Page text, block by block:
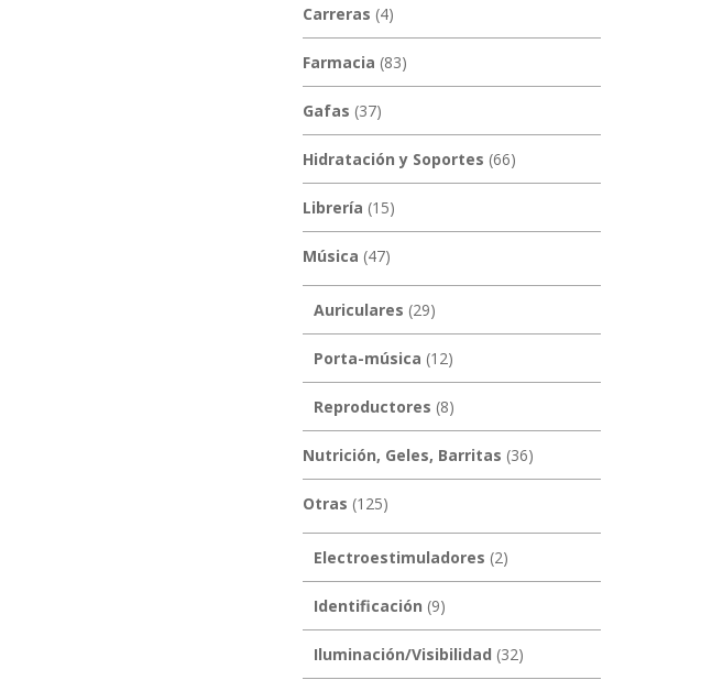
Carreras (4)
Farmacia (83)
Gafas (37)
Hidratación y Soportes (66)
Librería (15)
Música (47)
Auriculares (29)
Porta-música (12)
Reproductores (8)
Nutrición, Geles, Barritas (36)
Otras (125)
Electroestimuladores (2)
Identificación (9)
Iluminación/Visibilidad (32)